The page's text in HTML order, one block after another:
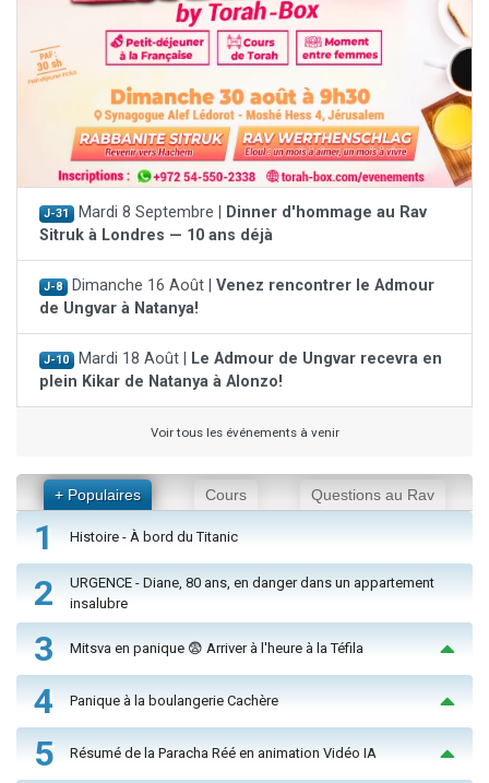
J-31 Mardi 8 Septembre |
Dinner d'hommage au Rav
Sitruk à Londres — 10 ans déjà
J-8 Dimanche 16 Août | Venez rencontrer le Admour
de Ungvar à Natanya!
J-10 Mardi 18 Août |
Le Admour de Ungvar recevra en
plein Kikar de Natanya à Alonzo!
Voir tous les événements à venir
+ Populaires Cours Questions au Rav
1 Histoire - À bord du Titanic
2
URGENCE - Diane, 80 ans, en danger dans un appartement
insalubre
3 Mitsva en panique 😨 Arriver à l'heure à la Téfila
4 Panique à la boulangerie Cachère
5 Résumé de la Paracha Réé en animation Vidéo IA